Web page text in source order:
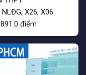
X26, X06
891.0 điểm